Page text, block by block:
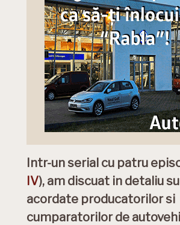
Intr-un serial cu patru
IV), am discuat in detaliu
acordate producatorilor si
cumparatorilor de